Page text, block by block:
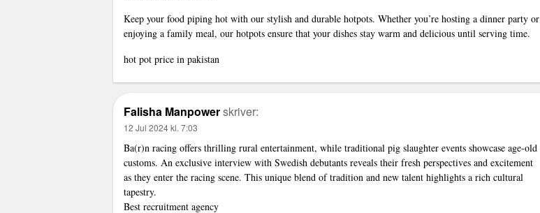
Keep your food piping hot with our stylish and durable hotpots. Whether you’re hosting a dinner party or
enjoying a family meal, our hotpots ensure that your dishes stay warm and delicious until serving time.
hot pot price in pakistan
Falisha Manpowerskriver:
12 Jul 2024 kl. 7:03
Ba(r)n racing offers thrilling rural entertainment, while traditional pig slaughter events showcase age-old
customs. An exclusive interview with Swedish debutants reveals their fresh perspectives and excitement
as they enter the racing scene. This unique blend of tradition and new talent highlights a rich cultural
tapestry.
Best recruitment agency